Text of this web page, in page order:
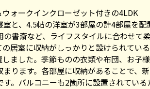
ォークインクローゼット付きの4LDK
と、4.5帖の洋室が3部屋の計4部屋を
書斎など、ライフスタイルに合わせて
居室に収納がしっかりと設けられてい
ました。季節ものの衣類や布団、お子
まります。各部屋に収納があることで
。バルコニーも2箇所に設置されてい